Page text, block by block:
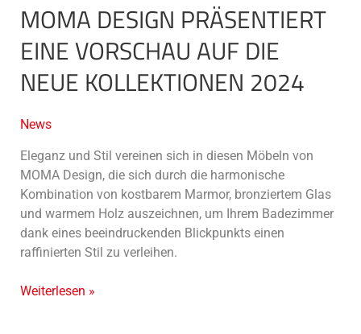
MOMA DESIGN PRÄSENTIERT
EINE VORSCHAU AUF DIE
NEUE KOLLEKTIONEN 2024
News
Eleganz und Stil vereinen sich in diesen Möbeln von
MOMA Design, die sich durch die harmonische
Kombination von kostbarem Marmor, bronziertem Glas
und warmem Holz auszeichnen, um Ihrem Badezimmer
dank eines beeindruckenden Blickpunkts einen
raffinierten Stil zu verleihen.
Weiterlesen »